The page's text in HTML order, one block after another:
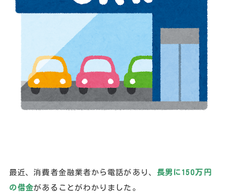
最近、消費者金融業者から電話があり、 長男に150万円
の借金があることがわかりました。